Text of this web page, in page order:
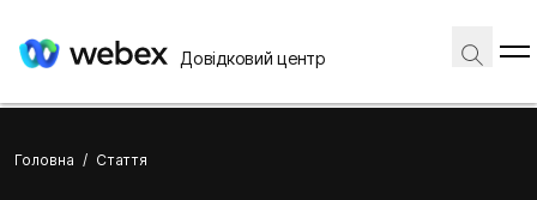
Довідковий центр
Головна / Стаття